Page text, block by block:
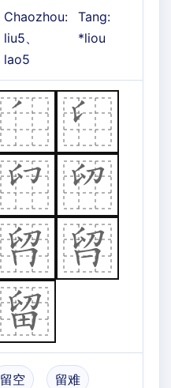
Chaozhou:
liu5、
lao5
Tang:
*liou
留空 留难